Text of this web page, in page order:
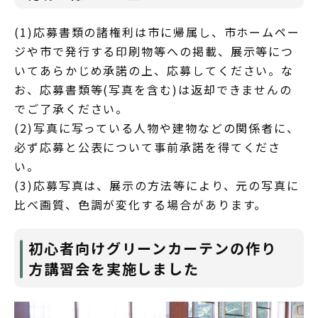
(1)応募書類の諸権利は市に帰属し、市ホームペー
ジや市で発行する印刷物等への掲載、展示等につ
いてあらかじめ承諾の上、応募してください。な
お、応募書類等(写真を含む)は返却できませんの
でご了承ください。
(2)写真に写っている人物や建物などの関係者に、
必ず応募と公表について事前承諾を得てくださ
い。
(3)応募写真は、展示の方法等により、元の写真に
比べ画質、色調が変化する場合があります。
初心者向けグリーンカーテンの作り
方講習会を実施しました